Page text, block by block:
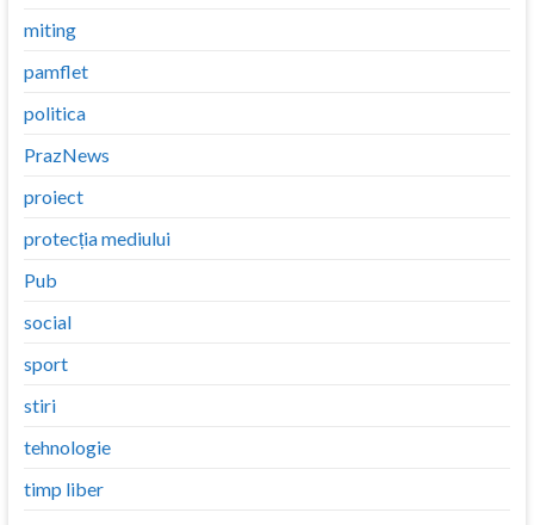
miting
pamflet
politica
PrazNews
proiect
protecția mediului
Pub
social
sport
stiri
tehnologie
timp liber